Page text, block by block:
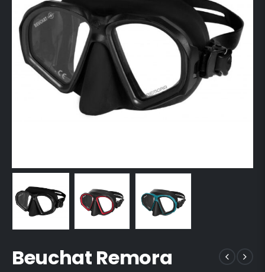
Beuchat Remora